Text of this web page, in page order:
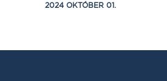
2024 OKTÓBER 01.